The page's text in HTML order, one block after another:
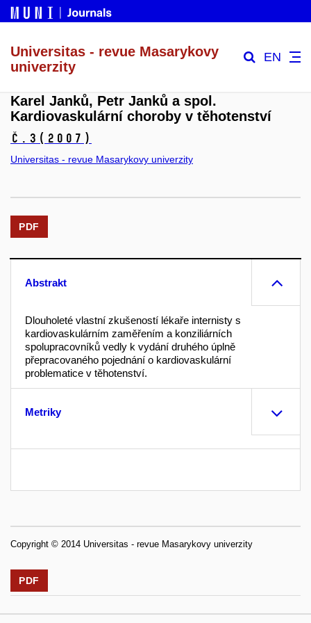
Universitas - revue Masarykovy
univerzity
EN
Karel Janků, Petr Janků a spol.
Kardiovaskulární choroby v těhotenství
č.3 (2007)
Universitas - revue Masarykovy univerzity
PDF
Abstrakt
Dlouholeté vlastní zkušeností lékaře internisty s
kardiovaskulárním zaměřením a konziliárních
spolupracovníků vedly k vydání druhého úplně
přepracovaného pojednání o kardiovaskulární
problematice v těhotenství.
Metriky
Copyright © 2014 Universitas - revue Masarykovy univerzity
PDF